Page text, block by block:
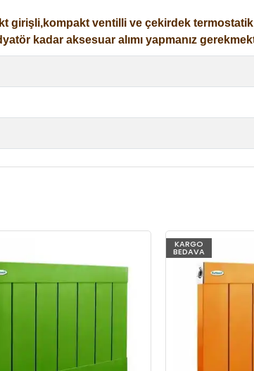
girişli,kompakt ventilli ve çekirdek
kadar aksesuar alımı yapmanız
KARGO
BEDAVA